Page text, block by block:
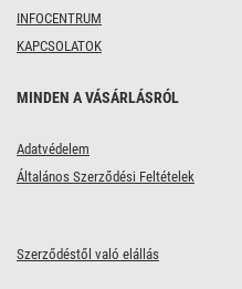
INFOCENTRUM
KAPCSOLATOK
MINDEN A VÁSÁRLÁSRÓL
Adatvédelem
Általános Szerződési Feltételek
Szerződéstől való elállás